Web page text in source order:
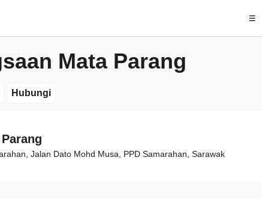
☰
Mata Parang
Hubungi
Jalan Dato Mohd Musa, PPD Samarahan, Sarawak